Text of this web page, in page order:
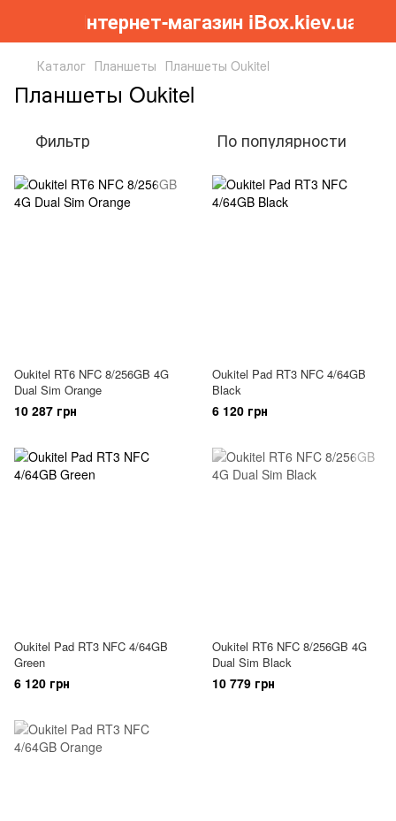
Інтернет-магазин iBox.kiev.ua
Каталог Планшеты Планшеты Oukitel
Планшеты Oukitel
Фильтр По популярности
Oukitel RT6 NFC 8/256GB 4G
Dual Sim Orange
10 287 грн
Oukitel Pad RT3 NFC 4/64GB
Black
6 120 грн
Oukitel Pad RT3 NFC 4/64GB
Green
6 120 грн
Oukitel RT6 NFC 8/256GB 4G
Dual Sim Black
10 779 грн